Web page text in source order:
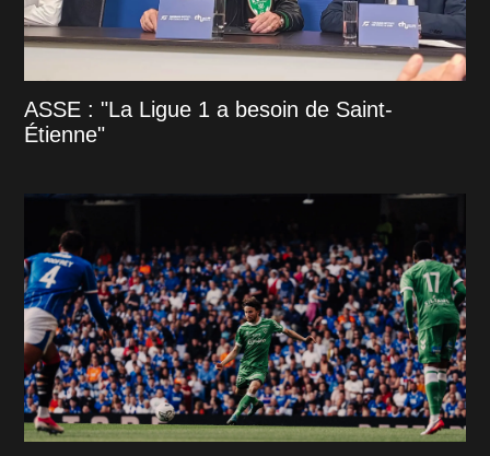
ASSE : "La Ligue 1 a besoin de Saint-
Étienne"